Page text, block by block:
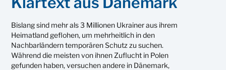
Bislang sind mehr als 3 Millionen Ukrainer aus ihrem
Heimatland geflohen, um mehrheitlich in den
Nachbarländern temporären Schutz zu suchen.
Während die meisten von ihnen Zuflucht in Polen
gefunden haben, versuchen andere in Dänemark,